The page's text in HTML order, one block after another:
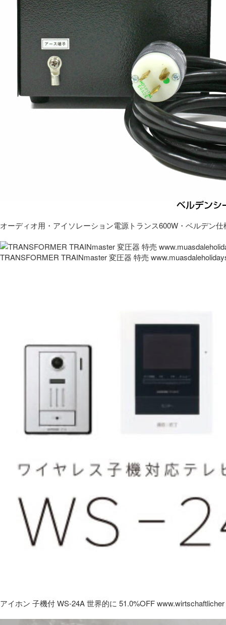
オーディオ用・アイソレーション電源トランス600W・ベルデン仕
TRANSFORMER TRAINmaster 変圧器 特売
アイホン 子機付 WS-24A 世界的に 51.0%OFF www.wirtschaftlicher